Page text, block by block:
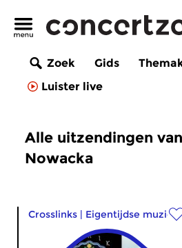
Zoek Gids
Luister live
Alle uitzendingen
Nowacka
Crosslinks | Eigentijdse muziek